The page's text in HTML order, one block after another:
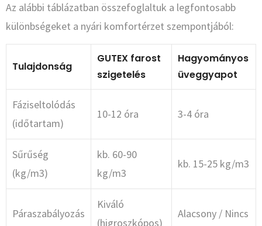
Az alábbi táblázatban összefoglaltuk a legfontosabb
különbségeket a nyári komfortérzet szempontjából:
Tulajdonság
GUTEX farost
szigetelés
Hagyományos
üveggyapot
Fáziseltolódás
(időtartam)
10-12 óra 3-4 óra
Sűrűség
(kg/m3)
kb. 60-90
kg/m3
kb. 15-25 kg/m3
Páraszabályozás
Kiváló
(higroszkópos)
Alacsony / Nincs